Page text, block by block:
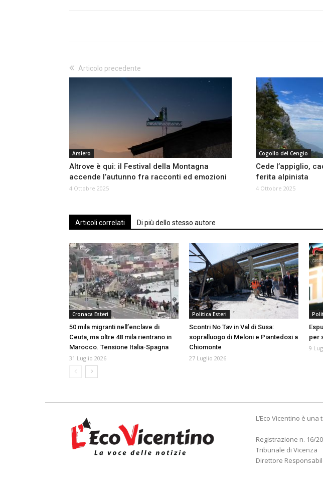
Articolo precedente
Arsiero
Altrove è qui: il Festival della Montagna
accende l’autunno fra racconti ed emozioni
4 Ottobre 2025
Cogollo del Cengio
Cede l’appiglio,
ferita alpinista
4 Ottobre 2025
Articoli correlati Di più dello stesso autore
Cronaca Esteri
50 mila migranti nell’enclave di
Ceuta, ma oltre 48 mila rientrano in
Marocco. Tensione Italia-Spagna
31 Luglio 2026
Politica Esteri
Scontri No Tav in Val di Susa:
sopralluogo di Meloni e Piantedosi a
Chiomonte
27 Luglio 2026
per
9
L’Eco Vicentino è
Registrazione n. 16/
Tribunale di Vicenza
Direttore